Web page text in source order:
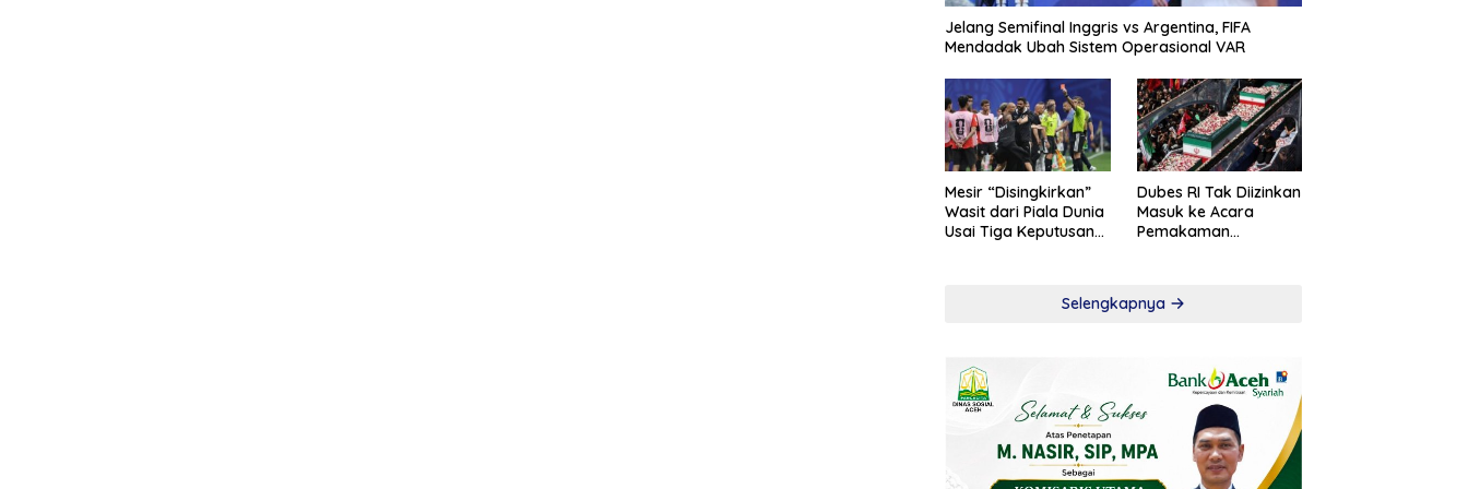
Jelang Semifinal Inggris vs Argentina, FIFA
Mendadak Ubah Sistem Operasional VAR
Mesir “Disingkirkan”
Wasit dari Piala Dunia
Usai Tiga Keputusan
Dubes RI Tak Diizinkan
Masuk ke Acara
Pemakaman
Selengkapnya